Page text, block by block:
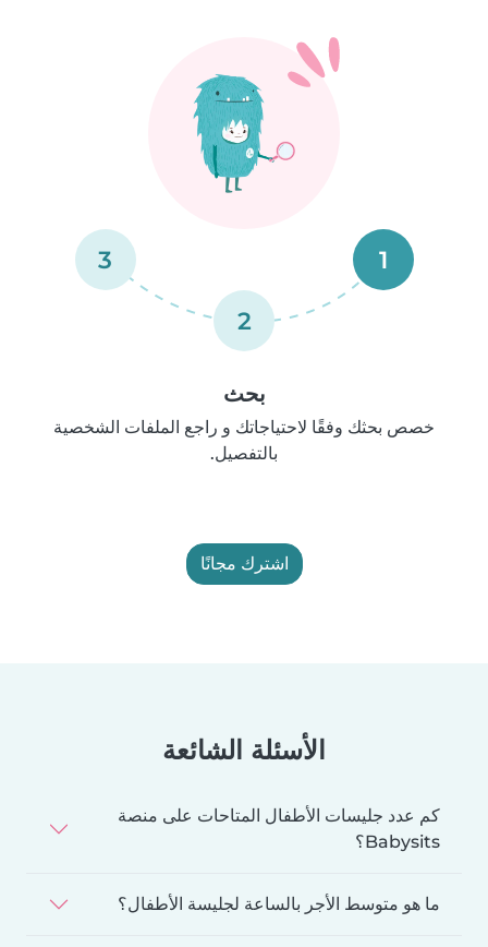
1
2
3
بحث
خصص بحثك وفقًا لاحتياجاتك و راجع الملفات الشخصية
بالتفصيل.
اشترك مجانًا
الأسئلة الشائعة
كم عدد جليسات الأطفال المتاحات على منصة
Babysits؟
ما هو متوسط الأجر بالساعة لجليسة الأطفال؟